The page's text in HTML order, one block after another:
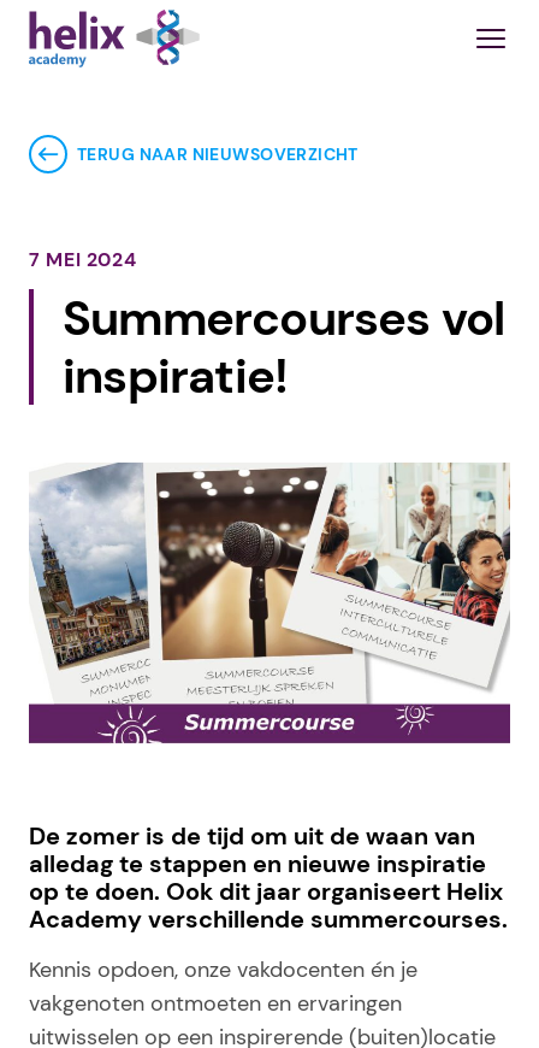
TERUG NAAR NIEUWSOVERZICHT
7 MEI 2024
Summercourses vol
inspiratie!
De zomer is de tijd om uit de waan van
alledag te stappen en nieuwe inspiratie
op te doen. Ook dit jaar organiseert Helix
Academy verschillende summercourses.
Kennis opdoen, onze vakdocenten én je
vakgenoten ontmoeten en ervaringen
uitwisselen op een inspirerende (buiten)locatie